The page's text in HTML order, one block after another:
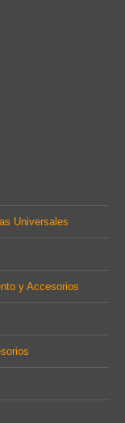
Universales
y Accesorios